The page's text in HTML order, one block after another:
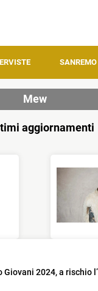
SANREMO
Mew
aggiornamenti
Giovani 2024, a rischio